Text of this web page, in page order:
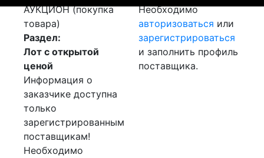
АУКЦИОН (покупка
товара)
Раздел:
Лот с открытой
ценой
Информация о
заказчике доступна
только
зарегистрированным
поставщикам!
Необходимо
Необходимо
авторизоваться или
зарегистрироваться
и заполнить профиль
поставщика.